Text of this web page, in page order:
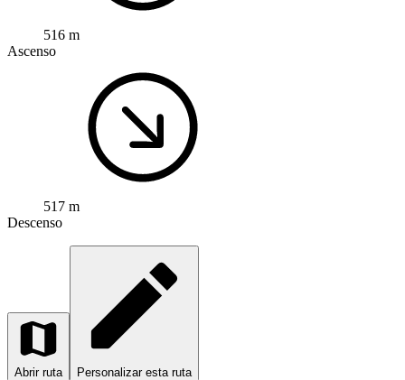
516 m
Ascenso
517 m
Descenso
Abrir ruta Personalizar esta ruta